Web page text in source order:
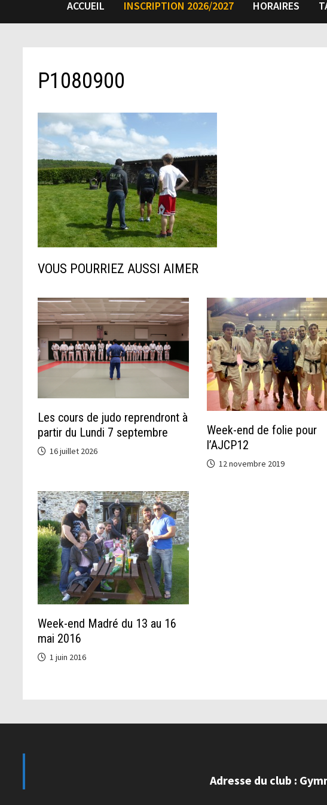
ACCUEIL INSCRIPTION 2026/2027 HORAIRES
P1080900
VOUS POURRIEZ AUSSI AIMER
Les cours de judo reprendront à
partir du Lundi 7 septembre
16 juillet 2026
Week-end de folie pour
l’AJCP12
12 novembre 2019
Week-end Madré du 13 au 16
mai 2016
1 juin 2016
Adresse du club :